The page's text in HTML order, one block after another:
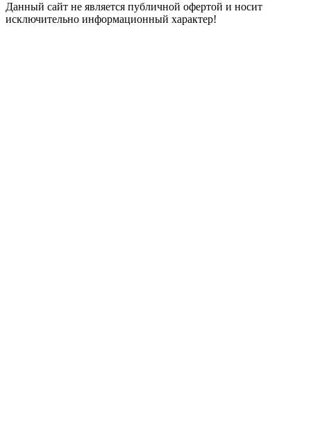
Данный сайт не является публичной офертой и носит
исключительно информационный характер!